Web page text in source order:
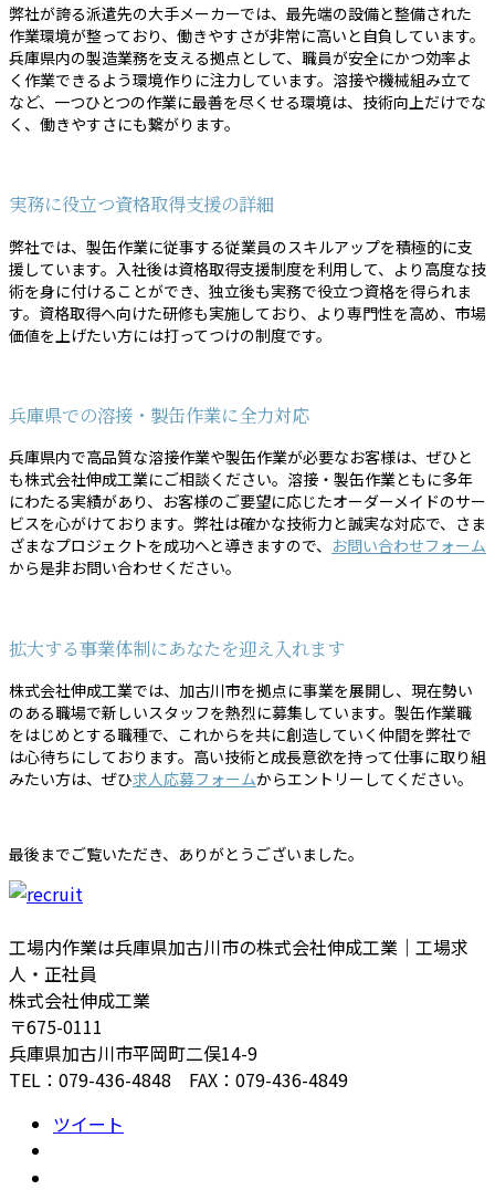
弊社が誇る派遣先の大手メーカーでは、最先端の設備と整備された
作業環境が整っており、働きやすさが非常に高いと自負しています。
兵庫県内の製造業務を支える拠点として、職員が安全にかつ効率よ
く作業できるよう環境作りに注力しています。溶接や機械組み立て
など、一つひとつの作業に最善を尽くせる環境は、技術向上だけでな
く、働きやすさにも繋がります。
実務に役立つ資格取得支援の詳細
弊社では、製缶作業に従事する従業員のスキルアップを積極的に支
援しています。入社後は資格取得支援制度を利用して、より高度な技
術を身に付けることができ、独立後も実務で役立つ資格を得られま
す。資格取得へ向けた研修も実施しており、より専門性を高め、市場
価値を上げたい方には打ってつけの制度です。
兵庫県での溶接・製缶作業に全力対応
兵庫県内で高品質な溶接作業や製缶作業が必要なお客様は、ぜひと
も株式会社伸成工業にご相談ください。溶接・製缶作業ともに多年
にわたる実績があり、お客様のご要望に応じたオーダーメイドのサー
ビスを心がけております。弊社は確かな技術力と誠実な対応で、さま
ざまなプロジェクトを成功へと導きますので、 お問い合わせフォーム
から是非お問い合わせください。
拡大する事業体制にあなたを迎え入れます
株式会社伸成工業では、加古川市を拠点に事業を展開し、現在勢い
のある職場で新しいスタッフを熱烈に募集しています。製缶作業職
をはじめとする職種で、これからを共に創造していく仲間を弊社で
は心待ちにしております。高い技術と成長意欲を持って仕事に取り組
みたい方は、ぜひ求人応募フォームからエントリーしてください。
最後までご覧いただき、ありがとうございました。
工場内作業は兵庫県加古川市の株式会社伸成工業｜工場求
人・正社員
株式会社伸成工業
〒675-0111
兵庫県加古川市平岡町二俣14-9
TEL：079-436-4848 FAX：079-436-4849
ツイート